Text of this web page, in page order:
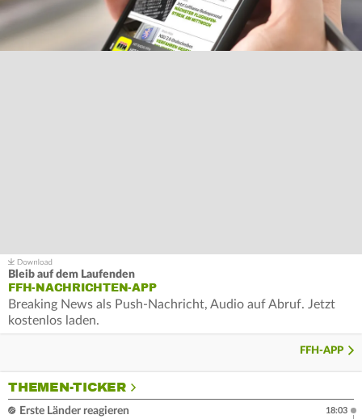
Bleib auf dem Laufenden
FFH-NACHRICHTEN-APP
Breaking News als Push-Nachricht, Audio auf Abruf. Jetzt
kostenlos laden.
FFH-APP
THEMEN-TICKER
Erste Länder reagieren
18:03